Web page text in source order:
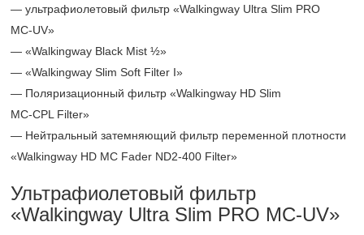
— ультрафиолетовый фильтр «Walkingway Ultra Slim PRO
MC-UV»
— «Walkingway Black Mist ½»
— «Walkingway Slim Soft Filter I»
— Поляризационный фильтр «Walkingway HD Slim
MC-CPL Filter»
— Нейтральный затемняющий фильтр переменной плотности
«Walkingway HD MC Fader ND2-400 Filter»
Ультрафиолетовый фильтр
«Walkingway Ultra Slim PRO MC-UV»